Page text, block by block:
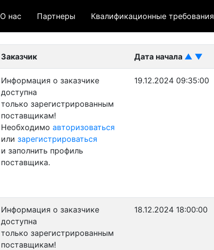
О нас Партнеры Квалификационные требования
Заказчик Дата начала ▲ ▼
Информация о заказчике
доступна
только зарегистрированным
поставщикам!
Необходимо авторизоваться
или зарегистрироваться
и заполнить профиль
поставщика.
19.12.2024 09:35:00
Информация о заказчике
доступна
только зарегистрированным
поставщикам!
18.12.2024 18:00:00